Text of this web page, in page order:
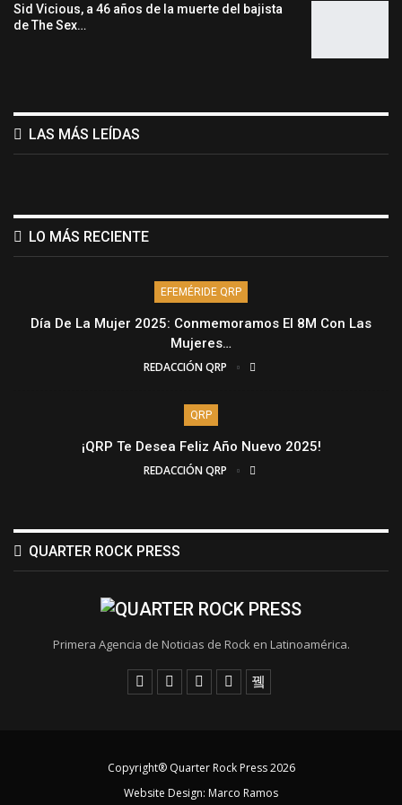
Sid Vicious, a 46 años de la muerte del bajista
de The Sex…
LAS MÁS LEÍDAS
LO MÁS RECIENTE
EFEMÉRIDE QRP
Día De La Mujer 2025: Conmemoramos El 8M Con Las
Mujeres…
REDACCIÓN QRP
QRP
¡QRP Te Desea Feliz Año Nuevo 2025!
REDACCIÓN QRP
QUARTER ROCK PRESS
Primera Agencia de Noticias de Rock en Latinoamérica.
Copyright® Quarter Rock Press 2026
Website Design: Marco Ramos